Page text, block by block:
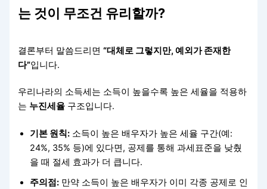
는 것이 무조건 유리할까?
결론부터 말씀드리면“대체로 그렇지만, 예외가 존재한
다”입니다.
우리나라의 소득세는 소득이 높을수록 높은 세율을 적용하
는 누진세율 구조입니다.
기본 원칙: 소득이 높은 배우자가 높은 세율 구간(예:
24%, 35% 등)에 있다면, 공제를 통해 과세표준을 낮췄
을 때 절세 효과가 더 큽니다.
주의점: 만약 소득이 높은 배우자가 이미 각종 공제로 인